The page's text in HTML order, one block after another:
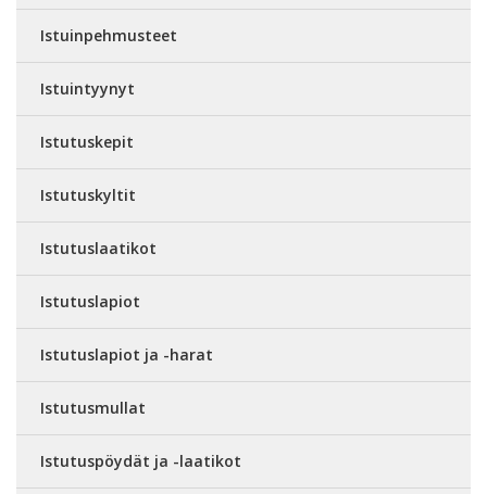
Istuinpehmusteet
Istuintyynyt
Istutuskepit
Istutuskyltit
Istutuslaatikot
Istutuslapiot
Istutuslapiot ja -harat
Istutusmullat
Istutuspöydät ja -laatikot